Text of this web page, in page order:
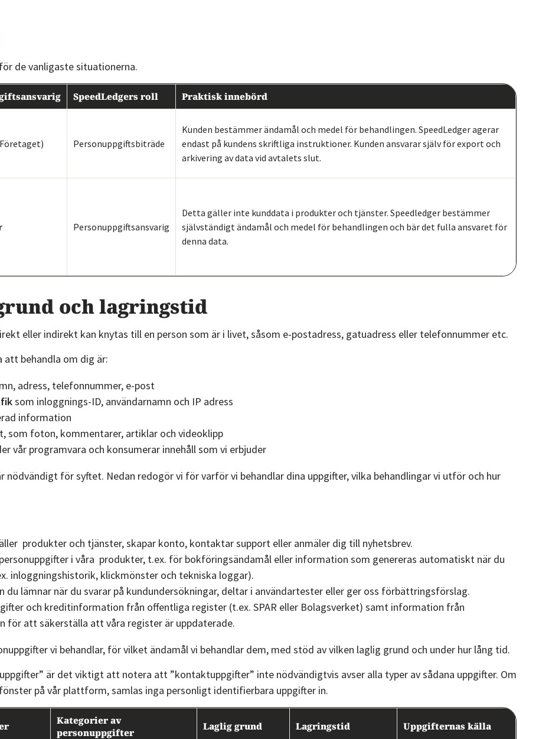
Resultatrapport
faktura
erbjudande
bokföringsprogram
50% rabatt
&
Sparbanken
ÅlandsbankenNy
banker
Pilotfas
kontaktar
moms
Räkna
Skapa
affärsplan
Alla
Mallar
guider
produkten
Bokföringsskolan
– 3 delar
Lilla
de vanligaste situationerna.
SpeedLedgers roll Praktisk innebörd
Personuppgiftsbiträde
Kunden bestämmer ändamål och medel för behandlingen. SpeedLedger agerar
endast på kundens skriftliga instruktioner. Kunden ansvarar själv för export och
arkivering av data vid avtalets slut.
Personuppgiftsansvarig
Detta gäller inte kunddata i produkter och tjänster. Speedledger bestämmer
självständigt ändamål och medel för behandlingen och bär det fulla ansvaret för
denna data.
och lagringstid
eller indirekt kan knytas till en person som är i livet, såsom e-postadress, gatuadress eller telefonnummer etc.
att behandla om dig är:
adress, telefonnummer, e-post
som inloggnings-ID, användarnamn och IP adress
information
som foton, kommentarer, artiklar och videoklipp
vår programvara och konsumerar innehåll som vi erbjuder
nödvändigt för syftet. Nedan redogör vi för varför vi behandlar dina uppgifter, vilka behandlingar vi utför och hur
produkter och tjänster, skapar konto, kontaktar support eller anmäler dig till nyhetsbrev.
i våra produkter, t.ex. för bokföringsändamål eller information som genereras automatiskt när du
inloggningshistorik, klickmönster och tekniska loggar).
du lämnar när du svarar på kundundersökningar, deltar i användartester eller ger oss förbättringsförslag.
och kreditinformation från offentliga register (t.ex. SPAR eller Bolagsverket) samt information från
för att säkerställa att våra register är uppdaterade.
vi behandlar, för vilket ändamål vi behandlar dem, med stöd av vilken laglig grund och under hur lång tid.
är det viktigt att notera att ”kontaktuppgifter” inte nödvändigtvis avser alla typer av sådana uppgifter. Om
på vår plattform, samlas inga personligt identifierbara uppgifter in.
Kategorier av
personuppgifter
Laglig grund Lagringstid Uppgifternas källa